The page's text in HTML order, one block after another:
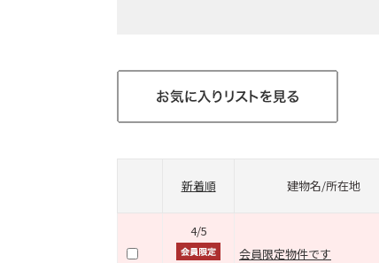
新着順 建物名/所在地
4/5
会員限定物件です